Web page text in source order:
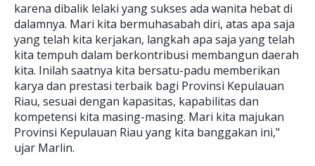
karena dibalik lelaki yang sukses ada wanita hebat di
dalamnya. Mari kita bermuhasabah diri, atas apa saja
yang telah kita kerjakan, langkah apa saja yang telah
kita tempuh dalam berkontribusi membangun daerah
kita. Inilah saatnya kita bersatu-padu memberikan
karya dan prestasi terbaik bagi Provinsi Kepulauan
Riau, sesuai dengan kapasitas, kapabilitas dan
kompetensi kita masing-masing. Mari kita majukan
Provinsi Kepulauan Riau yang kita banggakan ini,"
ujar Marlin.